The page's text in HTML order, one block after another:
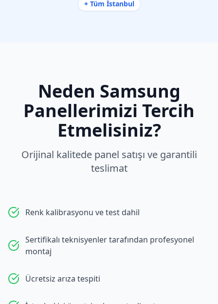
+ Tüm İstanbul
Neden Samsung
Panellerimizi Tercih
Etmelisiniz?
Orijinal kalitede panel satışı ve garantili
teslimat
Renk kalibrasyonu ve test dahil
Sertifikalı teknisyenler tarafından profesyonel
montaj
Ücretsiz arıza tespiti